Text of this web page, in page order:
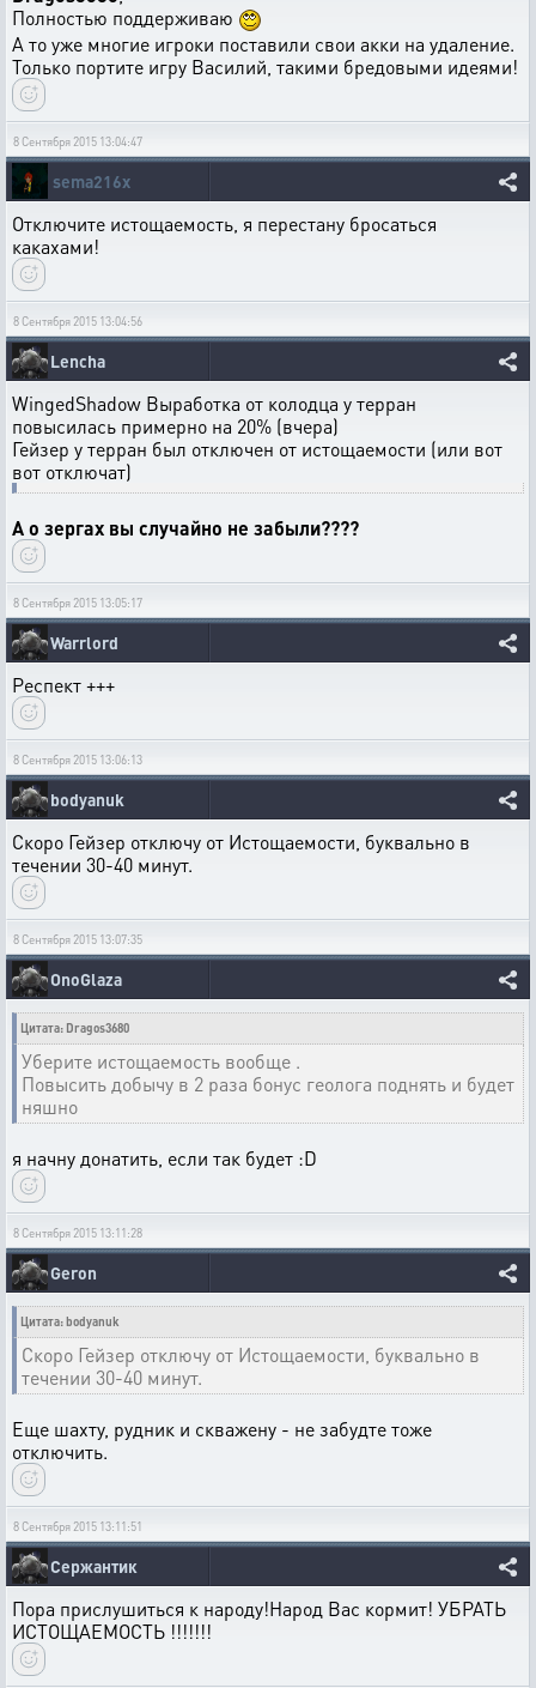
Полностью поддерживаю
А то уже многие игроки поставили свои акки на удаление.
Только портите игру Василий, такими бредовыми идеями!
8 Сентября 2015 13:04:47
sema216x
Отключите истощаемость, я перестану бросаться
какахами!
8 Сентября 2015 13:04:56
Lencha
WingedShadow Выработка от колодца у терран
повысилась примерно на 20% (вчера)
Гейзер у терран был отключен от истощаемости (или вот
вот отключат)
А о зергах вы случайно не забыли????
8 Сентября 2015 13:05:17
Warrlord
Респект +++
8 Сентября 2015 13:06:13
bodyanuk
Скоро Гейзер отключу от Истощаемости, буквально в
течении 30-40 минут.
8 Сентября 2015 13:07:35
OnoGlaza
Цитата: Dragos3680
Уберите истощаемость вообще .
Повысить добычу в 2 раза бонус геолога поднять и будет
няшно
я начну донатить, если так будет :D
8 Сентября 2015 13:11:28
Geron
Цитата: bodyanuk
Скоро Гейзер отключу от Истощаемости, буквально в
течении 30-40 минут.
Еще шахту, рудник и скважену - не забудте тоже
отключить.
8 Сентября 2015 13:11:51
Сержантик
Пора прислушиться к народу!Народ Вас кормит! УБРАТЬ
ИСТОЩАЕМОСТЬ !!!!!!!